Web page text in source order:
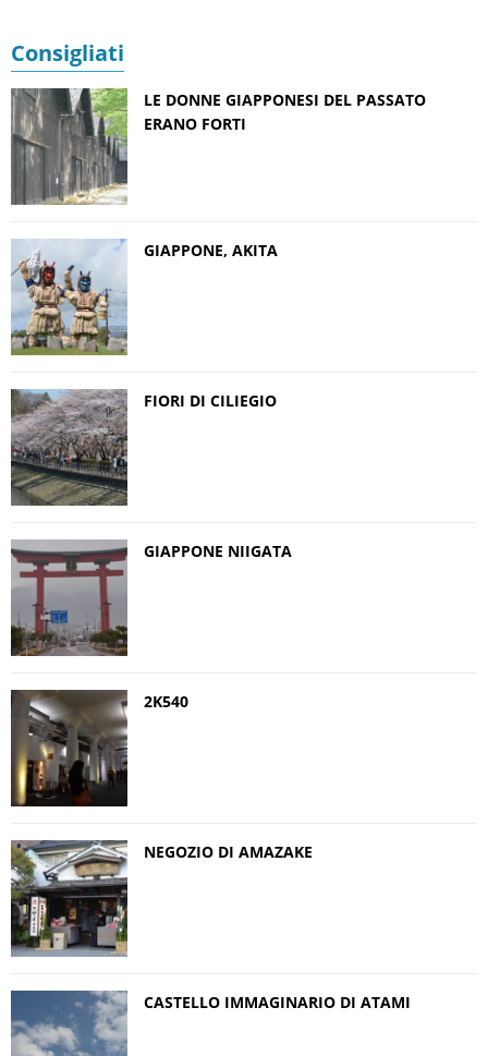
Consigliati
LE DONNE GIAPPONESI DEL PASSATO
ERANO FORTI
GIAPPONE, AKITA
FIORI DI CILIEGIO
GIAPPONE NIIGATA
2K540
NEGOZIO DI AMAZAKE
CASTELLO IMMAGINARIO DI ATAMI